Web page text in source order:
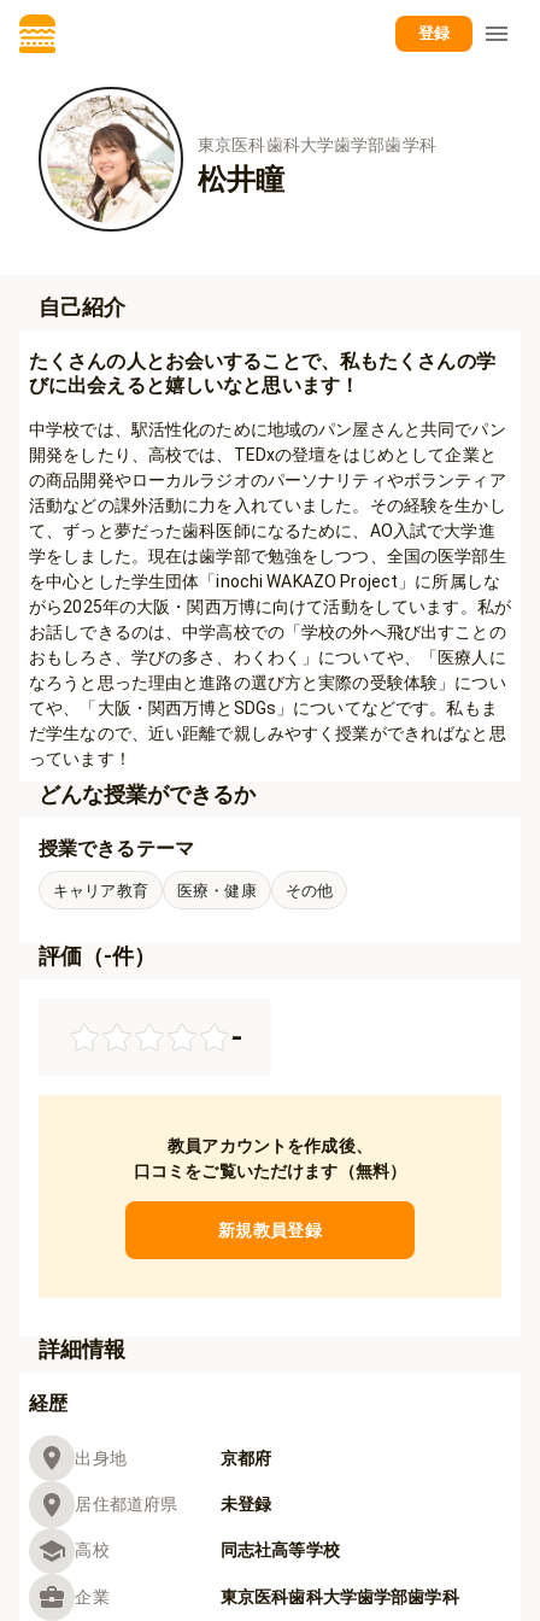
登録
東京医科歯科大学歯学部歯学科
松井瞳
自己紹介
たくさんの人とお会いすることで、私もたくさんの学
びに出会えると嬉しいなと思います！
中学校では、駅活性化のために地域のパン屋さんと共同でパン
開発をしたり、高校では、TEDxの登壇をはじめとして企業と
の商品開発やローカルラジオのパーソナリティやボランティア
活動などの課外活動に力を入れていました。その経験を生かし
て、ずっと夢だった歯科医師になるために、AO入試で大学進
学をしました。現在は歯学部で勉強をしつつ、全国の医学部生
を中心とした学生団体「inochi WAKAZO Project」に所属しな
がら2025年の大阪・関西万博に向けて活動をしています。私が
お話しできるのは、中学高校での「学校の外へ飛び出すことの
おもしろさ、学びの多さ、わくわく」についてや、「医療人に
なろうと思った理由と進路の選び方と実際の受験体験」につい
てや、「大阪・関西万博とSDGs」についてなどです。私もま
だ学生なので、近い距離で親しみやすく授業ができればなと思
っています！
どんな授業ができるか
授業できるテーマ
キャリア教育 医療・健康 その他
評価（-件）
-
教員アカウントを作成後、
口コミをご覧いただけます（無料）
新規教員登録
詳細情報
経歴
出身地 京都府
居住都道府県 未登録
高校 同志社高等学校
企業 東京医科歯科大学歯学部歯学科